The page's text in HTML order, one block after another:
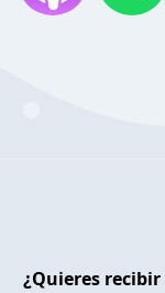
¿Quieres